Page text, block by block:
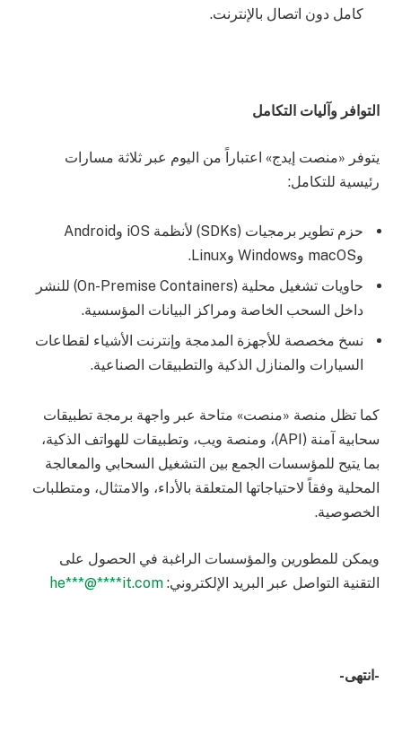
كامل دون اتصال بالإنترنت.
التوافر وآليات التكامل
يتوفر «منصت إيدج» اعتباراً من اليوم عبر ثلاثة مسارات
رئيسية للتكامل:
حزم تطوير برمجيات (SDKs) لأنظمة iOS وAndroid
وmacOS وWindows وLinux.
حاويات تشغيل محلية (On-Premise Containers) للنشر
داخل السحب الخاصة ومراكز البيانات المؤسسية.
نسخ مخصصة للأجهزة المدمجة وإنترنت الأشياء لقطاعات
السيارات والمنازل الذكية والتطبيقات الصناعية.
كما تظل منصة «منصت» متاحة عبر واجهة برمجة تطبيقات
سحابية آمنة (API)، ومنصة ويب، وتطبيقات للهواتف الذكية،
بما يتيح للمؤسسات الجمع بين التشغيل السحابي والمعالجة
المحلية وفقاً لاحتياجاتها المتعلقة بالأداء، والامتثال، ومتطلبات
الخصوصية.
ويمكن للمطورين والمؤسسات الراغبة في الحصول على
التقنية التواصل عبر البريد الإلكتروني:
he***@****it.com
-انتهى-